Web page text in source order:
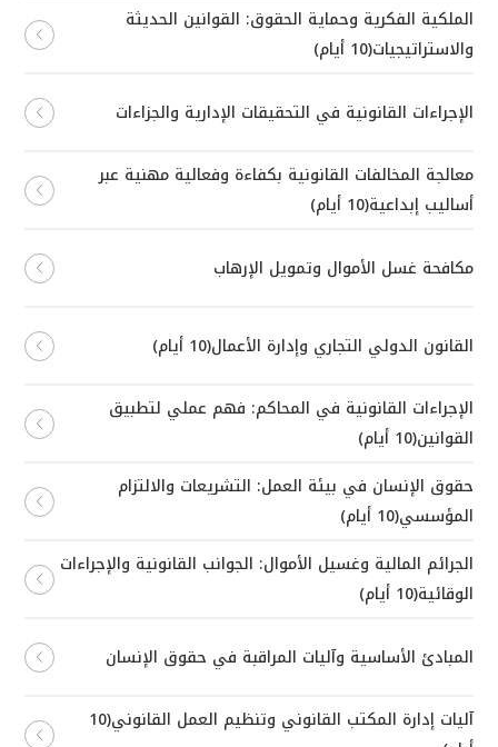
الملكية الفكرية وحماية الحقوق: القوانين الحديثة
والاستراتيجيات(10 أيام)
الإجراءات القانونية في التحقيقات الإدارية والجزاءات
معالجة المخالفات القانونية بكفاءة وفعالية مهنية عبر
أساليب إبداعية(10 أيام)
مكافحة غسل الأموال وتمويل الإرهاب
القانون الدولي التجاري وإدارة الأعمال(10 أيام)
الإجراءات القانونية في المحاكم: فهم عملي لتطبيق
القوانين(10 أيام)
حقوق الإنسان في بيئة العمل: التشريعات والالتزام
المؤسسي(10 أيام)
الجرائم المالية وغسيل الأموال: الجوانب القانونية والإجراءات
الوقائية(10 أيام)
المبادئ الأساسية وآليات المراقبة في حقوق الإنسان
آليات إدارة المكتب القانوني وتنظيم العمل القانوني(10